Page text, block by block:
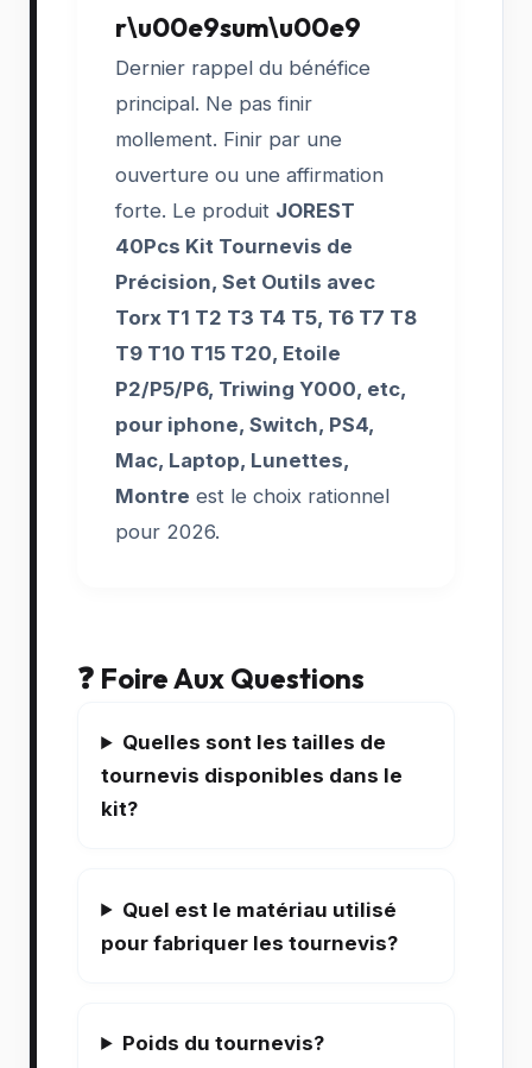
r\u00e9sum\u00e9
Dernier rappel du bénéfice
principal. Ne pas finir
mollement. Finir par une
ouverture ou une affirmation
forte. Le produit JOREST
40Pcs Kit Tournevis de
Précision, Set Outils avec
Torx T1 T2 T3 T4 T5, T6 T7 T8
T9 T10 T15 T20, Etoile
P2/P5/P6, Triwing Y000, etc,
pour iphone, Switch, PS4,
Mac, Laptop, Lunettes,
Montre est le choix rationnel
pour 2026.
❓ Foire Aux Questions
Quelles sont les tailles de
tournevis disponibles dans le
kit?
Quel est le matériau utilisé
pour fabriquer les tournevis?
Poids du tournevis?